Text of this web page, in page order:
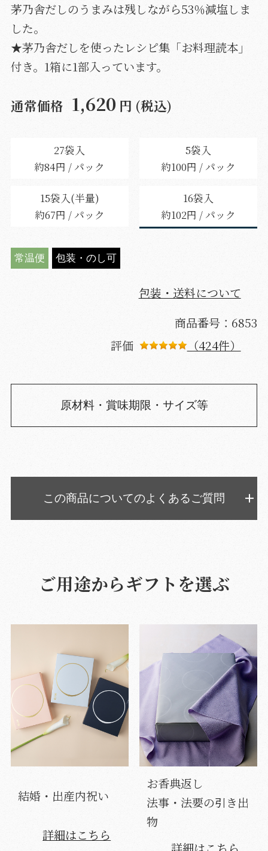
茅乃舎だしのうまみは残しながら53％減塩しま
した。
★茅乃舎だしを使ったレシピ集「お料理読本」
付き。1箱に1部入っています。
通常価格 1,620 円 (税込)
27袋入
約84円 / パック
5袋入
約100円 / パック
15袋入(半量)
約67円 / パック
16袋入
約102円 / パック
常温便 包装・のし可
包装・送料について
商品番号：6853
評価
（424件）
原材料・賞味期限・サイズ等
この商品についてのよくあるご質問
ご用途からギフトを選ぶ
結婚・出産内祝い
詳細はこちら
お香典返し
法事・法要の引き出
物
詳細はこちら